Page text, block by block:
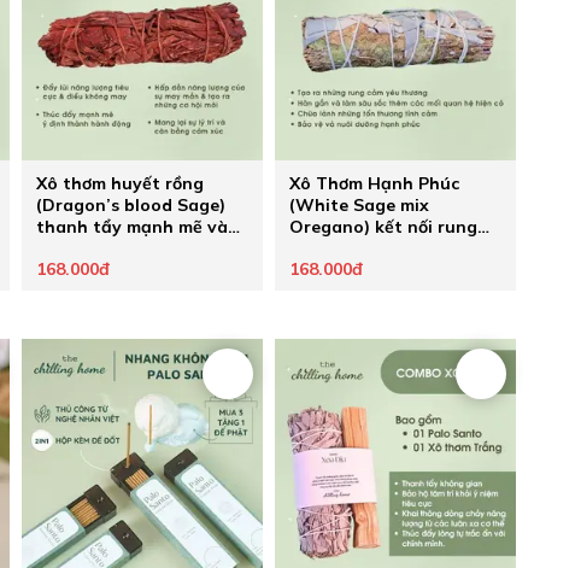
Xô thơm huyết rồng
(Dragon’s blood Sage)
thanh tẩy mạnh mẽ và
168.000đ
Xô Thơm Hạnh Phúc
(White Sage mix
Oregano) kết nối rung
168.000đ